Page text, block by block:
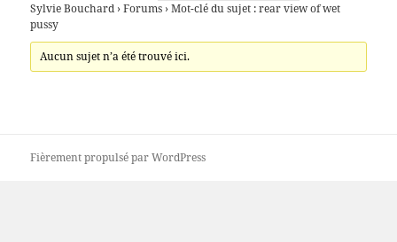
Sylvie Bouchard › Forums › Mot-clé du sujet : rear view of wet
pussy
Aucun sujet n’a été trouvé ici.
Fièrement propulsé par WordPress